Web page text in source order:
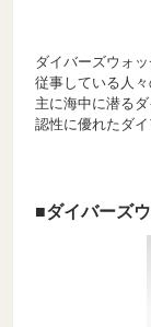
ダイバーズウォ
従事している人
主に海中に潜る
認性に優れたダ
■ダイバーズ